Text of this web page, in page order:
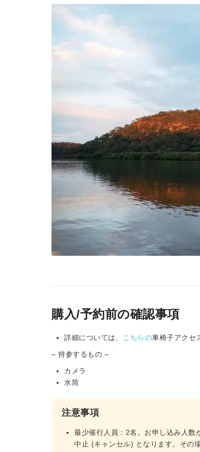
購入/予約前の確認事項
詳細については、 こちらの車椅子アクセ
– 持参するもの –
カメラ
水筒
注意事項
最少催行人員：2名。お申し込み人数
中止 (キャンセル) となります。その